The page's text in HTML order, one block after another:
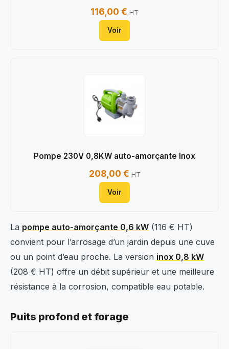
116,00 € HT
Voir
Pompe 230V 0,8KW auto-amorçante Inox
208,00 € HT
Voir
La pompe auto-amorçante 0,6 kW (116 € HT)
convient pour l’arrosage d’un jardin depuis une cuve
ou un point d’eau proche. La version inox 0,8 kW
(208 € HT) offre un débit supérieur et une meilleure
résistance à la corrosion, compatible eau potable.
Puits profond et forage